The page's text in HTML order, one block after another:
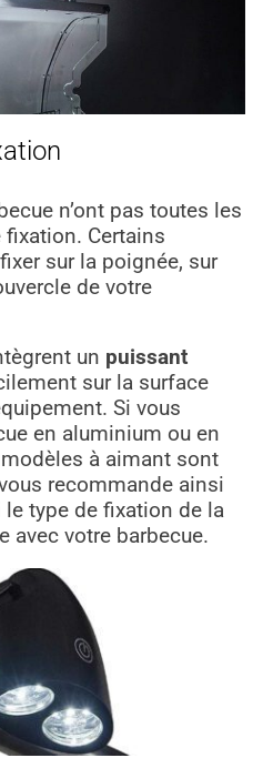
n’ont pas toutes les
Certains
sur la poignée, sur
de votre
un puissant
sur la surface
Si vous
en aluminium ou en
à aimant sont
recommande ainsi
type de fixation de la
avec votre barbecue.